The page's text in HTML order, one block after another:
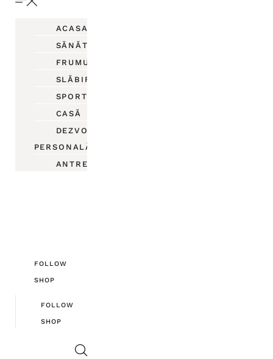
ACASA
SĂNĂTATE
FRUMUSEȚE
SLĂBIRE
SPORT
CASĂ
DEZVOLTARE
PERSONALĂ
ANTREPRENORIAT
FOLLOW
SHOP
FOLLOW
SHOP